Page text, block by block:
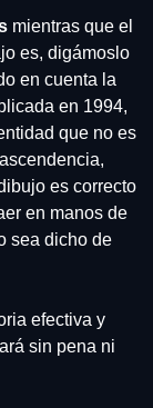
mientras que el
es, digámoslo
en cuenta la
en 1994,
que no es
es correcto
en manos de
sea dicho de
efectiva y
sin pena ni